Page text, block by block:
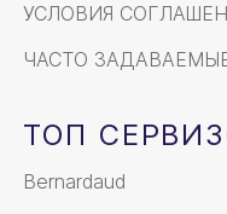
УСЛОВИЯ
ЧАСТО
ТОП
Bernardaud